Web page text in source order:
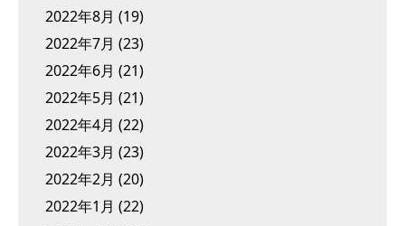
2022年8月 (19)
2022年7月 (23)
2022年6月 (21)
2022年5月 (21)
2022年4月 (22)
2022年3月 (23)
2022年2月 (20)
2022年1月 (22)